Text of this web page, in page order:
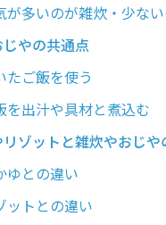
が多いのが雑炊・少な
やの共通点
たご飯を使う
を出汁や具材と煮込む
ゾットと雑炊やおじや
ゆとの違い
ットとの違い